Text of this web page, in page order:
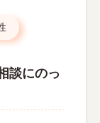
談にのっ